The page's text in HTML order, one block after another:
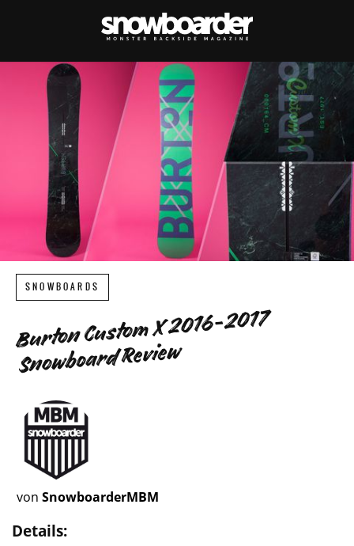
SNOWBOARDS
Burton Custom X 2016-2017
Snowboard Review
von SnowboarderMBM
Details: